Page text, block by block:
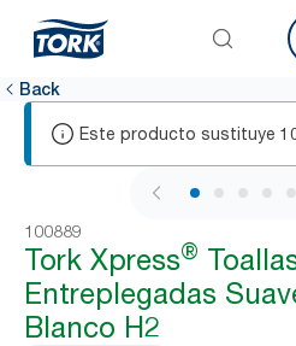
Back
Este producto sustituye
1 / 7
100889
Tork Xpress®
Entreplegadas
Blanco H2